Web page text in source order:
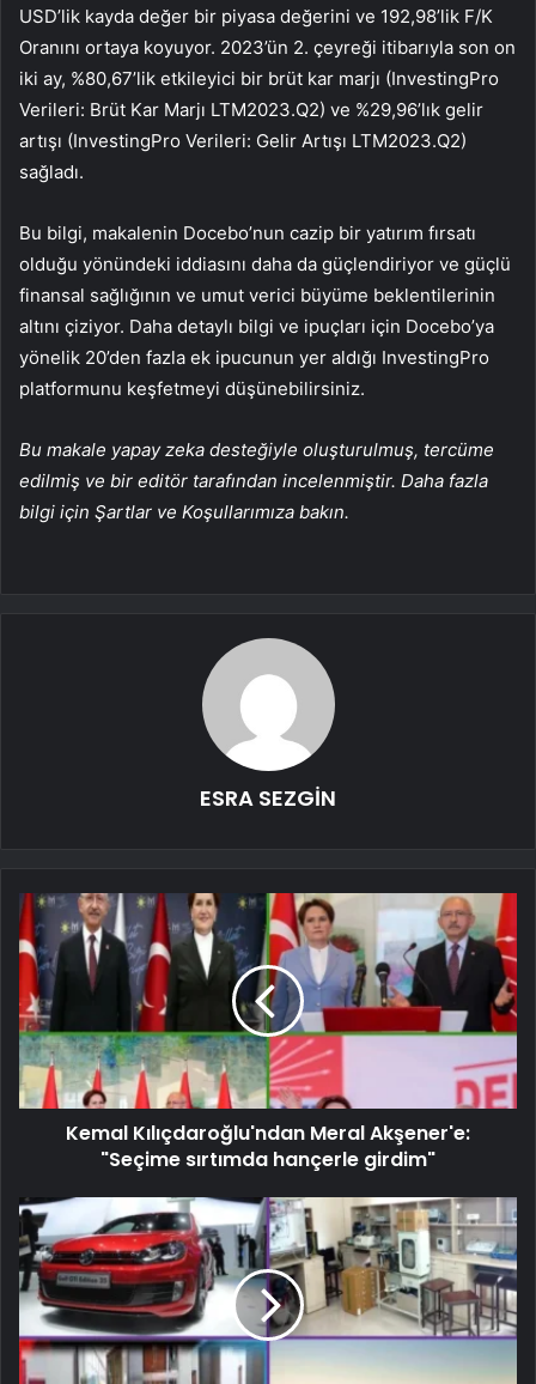
USD’lik kayda değer bir piyasa değerini ve 192,98’lik F/K
Oranını ortaya koyuyor. 2023’ün 2. çeyreği itibarıyla son on
iki ay, %80,67’lik etkileyici bir brüt kar marjı (InvestingPro
Verileri: Brüt Kar Marjı LTM2023.Q2) ve %29,96’lık gelir
artışı (InvestingPro Verileri: Gelir Artışı LTM2023.Q2)
sağladı.
Bu bilgi, makalenin Docebo’nun cazip bir yatırım fırsatı
olduğu yönündeki iddiasını daha da güçlendiriyor ve güçlü
finansal sağlığının ve umut verici büyüme beklentilerinin
altını çiziyor. Daha detaylı bilgi ve ipuçları için Docebo’ya
yönelik 20’den fazla ek ipucunun yer aldığı InvestingPro
platformunu keşfetmeyi düşünebilirsiniz.
Bu makale yapay zeka desteğiyle oluşturulmuş, tercüme
edilmiş ve bir editör tarafından incelenmiştir. Daha fazla
bilgi için Şartlar ve Koşullarımıza bakın.
ESRA SEZGİN
Kemal Kılıçdaroğlu'ndan Meral Akşener'e:
"Seçime sırtımda hançerle girdim"